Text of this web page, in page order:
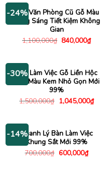
-24%
Bàn Văn Phòng Cũ Gỗ Màu
Vàng Sáng Tiết Kiệm Không
Gian
1,100,000₫ Giá
840,000₫Giá
hiện
-30%
Bàn Làm Việc Gỗ Liền Hộc
Kéo Màu Kem Nhỏ Gọn Mới
99%
1,500,000₫ Giá
gốc
1,045,000₫Giá
hiện
-14%Thanh Lý Bàn Làm Việc
Khung Sắt Mới 99%
700,000₫ Giá
600,000₫Giá
hiện